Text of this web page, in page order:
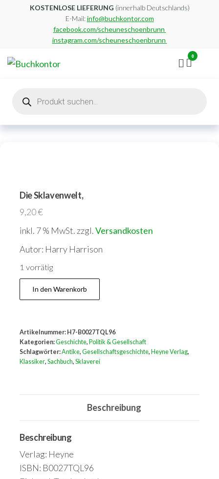
KOSTENLOSE LIEFERUNG (innerhalb Deutschlands)
E-Mail:info@buchkontor.com
facebook.com/scheuneschoenbrunn
instagram.com/scheuneschoenbrunn
0
search
Die Sklavenwelt,
9,20€
inkl. 7 % MwSt.zzgl.Versandkosten
Autor: Harry Harrison
1 vorrätig
Sklavenwelt,
In den Warenkorb
Artikelnummer: H7-B0027TQL96
Kategorien:Geschichte, Politik & Gesellschaft
Schlagwörter:Antike, Gesellschaftsgeschichte, Heyne Verlag,
Klassiker, Sachbuch, Sklaverei
Beschreibung
Beschreibung
Verlag: Heyne
ISBN: B0027TQL96